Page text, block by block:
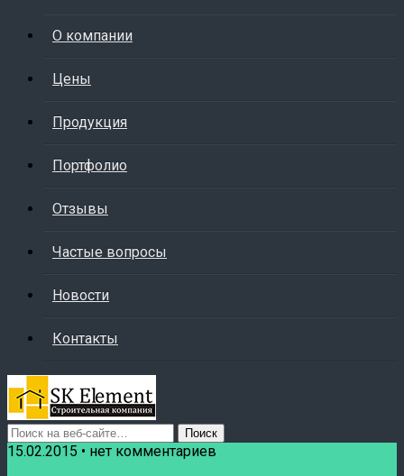
О компании
Цены
Продукция
Портфолио
Отзывы
Частые вопросы
Новости
Контакты
15.02.2015 • нет комментариев